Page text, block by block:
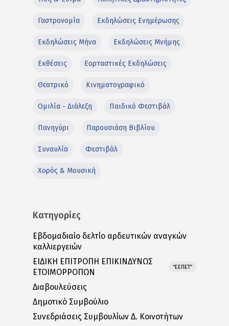
Γαστρονομία Εκδηλώσεις Ενημέρωσης
Εκδηλώσεις Μήνα Εκδηλώσεις Μνήμης
Εκθέσεις Εορταστικές Εκδηλώσεις
Θεατρικό Κινηματογραφικό
Ομιλία - Διάλεξη Παιδικό Φεστιβάλ
Πανηγύρι Παρουσιάση Βιβλίου
Συναυλία Φεστιβάλ
Χορός & Μουσική
Κατηγορίες
Εβδομαδιαίο δελτίο αρδευτικών αναγκών
καλλιεργειών
ΕΙΔΙΚΗ ΕΠΙΤΡΟΠΗ ΕΠΙΚΙΝΔΥΝΩΣ
ΕΤΟΙΜΟΡΡΟΠΩΝ
“ΕΕΠΕΤ”
Διαβουλεύσεις
Δημοτικό Συμβούλιο
Συνεδριάσεις Συμβουλίων Δ. Κοινοτήτων